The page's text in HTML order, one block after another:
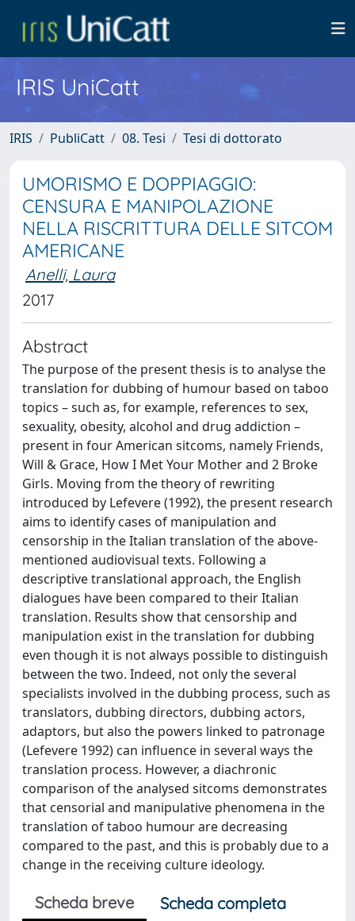
IRIS UniCatt
IRIS PubliCatt 08. Tesi Tesi di dottorato
UMORISMO E DOPPIAGGIO:
CENSURA E MANIPOLAZIONE
NELLA RISCRITTURA DELLE SITCOM
AMERICANE
Anelli, Laura
2017
Abstract
The purpose of the present thesis is to analyse the
translation for dubbing of humour based on taboo
topics – such as, for example, references to sex,
sexuality, obesity, alcohol and drug addiction –
present in four American sitcoms, namely Friends,
Will & Grace, How I Met Your Mother and 2 Broke
Girls. Moving from the theory of rewriting
introduced by Lefevere (1992), the present research
aims to identify cases of manipulation and
censorship in the Italian translation of the above-
mentioned audiovisual texts. Following a
descriptive translational approach, the English
dialogues have been compared to their Italian
translation. Results show that censorship and
manipulation exist in the translation for dubbing
even though it is not always possible to distinguish
between the two. Indeed, not only the several
specialists involved in the dubbing process, such as
translators, dubbing directors, dubbing actors,
adaptors, but also the powers linked to patronage
(Lefevere 1992) can influence in several ways the
translation process. However, a diachronic
comparison of the analysed sitcoms demonstrates
that censorial and manipulative phenomena in the
translation of taboo humour are decreasing
compared to the past, and this is probably due to a
change in the receiving culture ideology.
Scheda breve
Scheda completa